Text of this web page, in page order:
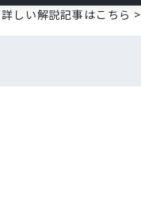
詳しい解説記事はこちら >